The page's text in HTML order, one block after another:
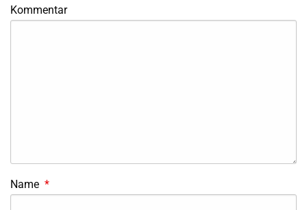
Kommentar
Name *